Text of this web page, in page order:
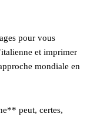
pour vous
et imprimer
mondiale en
peut, certes,